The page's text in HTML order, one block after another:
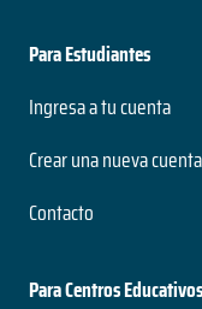
Para Estudiantes
Ingresa a tu cuenta
Crear una nueva cuenta
Contacto
Para Centros Educativos